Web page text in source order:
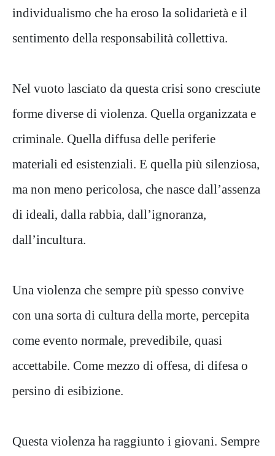
individualismo che ha eroso la solidarietà e il
sentimento della responsabilità collettiva.
Nel vuoto lasciato da questa crisi sono cresciute
forme diverse di violenza. Quella organizzata e
criminale. Quella diffusa delle periferie
materiali ed esistenziali. E quella più silenziosa,
ma non meno pericolosa, che nasce dall’assenza
di ideali, dalla rabbia, dall’ignoranza,
dall’incultura.
Una violenza che sempre più spesso convive
con una sorta di cultura della morte, percepita
come evento normale, prevedibile, quasi
accettabile. Come mezzo di offesa, di difesa o
persino di esibizione.
Questa violenza ha raggiunto i giovani. Sempre